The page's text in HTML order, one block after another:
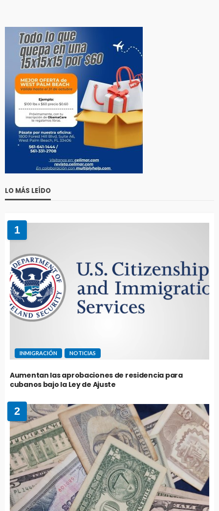
LO MÁS LEÍDO
1
INMIGRACIÓN NOTICIAS
Aumentan las aprobaciones de residencia para
cubanos bajo la Ley de Ajuste
2